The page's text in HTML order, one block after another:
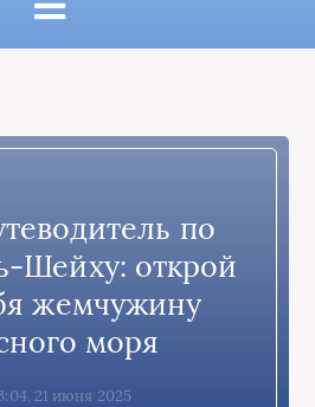
по
Шейху: открой
жемчужину
моря
21 июня 2025